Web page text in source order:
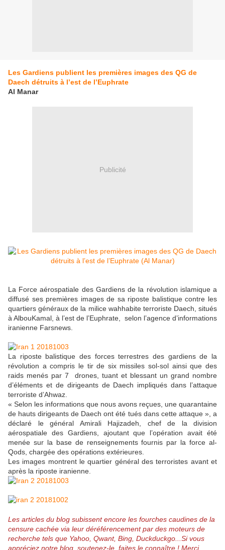
Les Gardiens publient les premières images des QG de
Daech détruits à l’est de l’Euphrate
Al Manar
Publicité
La Force aérospatiale des Gardiens de la révolution islamique a
diffusé ses premières images de sa riposte balistique contre les
quartiers généraux de la milice wahhabite terroriste Daech, situés
à AlbouKamal, à l’est de l’Euphrate, selon l’agence d’informations
iranienne Farsnews.
La riposte balistique des forces terrestres des gardiens de la
révolution a compris le tir de six missiles sol-sol ainsi que des
raids menés par 7 drones, tuant et blessant un grand nombre
d’éléments et de dirigeants de Daech impliqués dans l’attaque
terroriste d’Ahwaz.
« Selon les informations que nous avons reçues, une quarantaine
de hauts dirigeants de Daech ont été tués dans cette attaque », a
déclaré le général Amirali Hajizadeh, chef de la division
aérospatiale des Gardiens, ajoutant que l’opération avait été
menée sur la base de renseignements fournis par la force al-
Qods, chargée des opérations extérieures.
Les images montrent le quartier général des terroristes avant et
après la riposte iranienne.
Les articles du blog subissent encore les fourches caudines de la
censure cachée via leur déréférencement par des moteurs de
recherche tels que Yahoo, Qwant, Bing, Duckduckgo... Si vous
appréciez notre blog, soutenez-le, faites le connaître ! Merci.